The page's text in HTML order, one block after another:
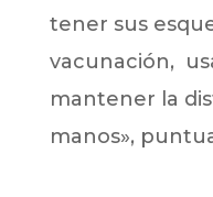
tener sus
vacunación,
mantener la
manos»,